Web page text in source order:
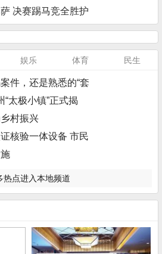
决赛踢马竞全胜护
娱乐 体育 民生
件，还是熟悉的“套
太极小镇”正式揭
村振兴
核验一体设备 市民
热点进入本地频道